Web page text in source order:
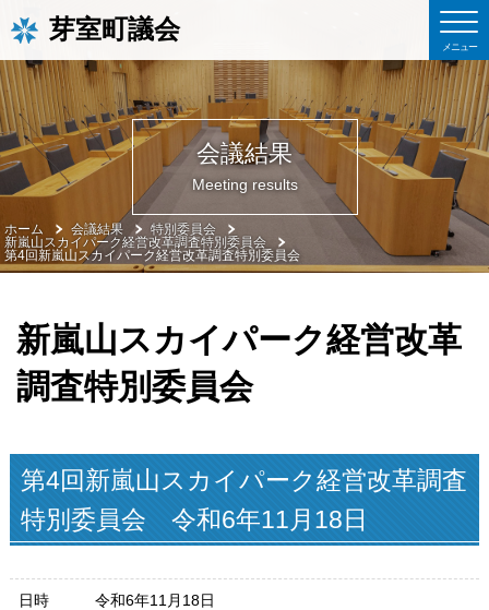
芽室町議会
会議結果
Meeting results
ホーム 会議結果
特別委員会
新嵐山スカイパーク経営改革調査特別委員会
第4回新嵐山スカイパーク経営改革調査特別委員会
新嵐山スカイパーク経営改革
調査特別委員会
第4回新嵐山スカイパーク経営改革調査
特別委員会 令和6年11月18日
日時 令和6年11月18日